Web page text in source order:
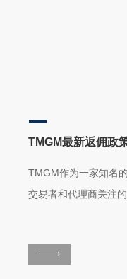
TMGM最新返佣政
TMGM作为一家知名
交易者和代理商关注